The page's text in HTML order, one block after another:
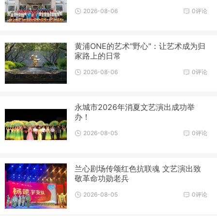
0评论
2026-08-06
黄浦ONE的艺术"野心"：让艺术成为归
家路上的日常
0评论
2026-08-06
永城市2026年消夏文艺演出成功举
办！
0评论
2026-08-05
兰心剧场传颂红色抗联魂 文艺演出致
敬革命功勋老兵
0评论
2026-08-05